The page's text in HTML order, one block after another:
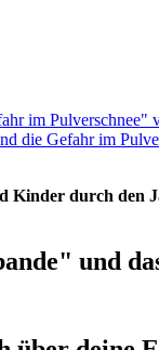
die Gefahr im
Kinder durch den
und